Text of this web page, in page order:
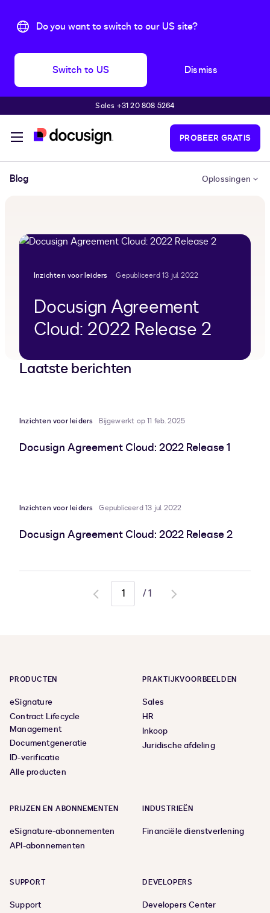
Do you want to switch to our US site?
Switch to US Dismiss
Pular para o conteúdo principal
Sales +31 20 808 5264
PROBEER GRATIS
Blog Oplossingen
Inzichten voor leiders Gepubliceerd 13 jul. 2022
Docusign Agreement
Cloud: 2022 Release 2
Laatste berichten
Inzichten voor leiders Bijgewerkt op 11 feb. 2025
Docusign Agreement Cloud: 2022 Release 1
Inzichten voor leiders Gepubliceerd 13 jul. 2022
Docusign Agreement Cloud: 2022 Release 2
Go
/1
Go
PRODUCTEN
eSignature
Contract Lifecycle
Management
Documentgeneratie
ID-verificatie
Alle producten
PRAKTIJKVOORBEELDEN
Sales
HR
Inkoop
Juridische afdeling
PRIJZEN EN ABONNEMENTEN
eSignature-abonnementen
API-abonnementen
INDUSTRIEËN
Financiële dienstverlening
SUPPORT
Support
DEVELOPERS
Developers Center